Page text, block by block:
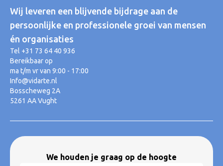
Wij leveren een blijvende bijdrage aan de
persoonlijke en professionele groei van mensen
én organisaties
Tel +31 73 64 40 936
Bereikbaar op
ma t/m vr van 9:00 - 17:00
Info@vidarte.nl
Bosscheweg 2A
5261 AA Vught
We houden je graag op de hoogte